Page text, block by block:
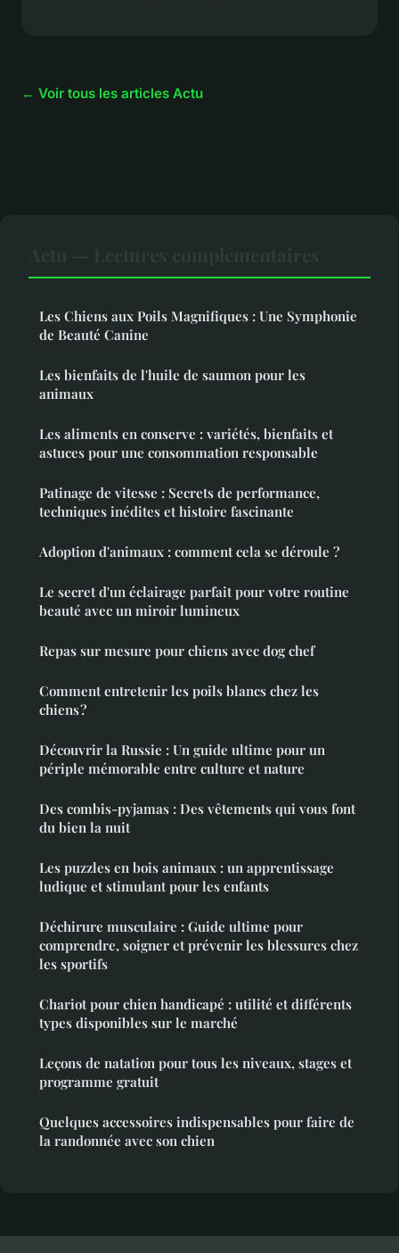
← Voir tous les articles Actu
Les Chiens aux Poils Magnifiques : Une Symphonie
de Beauté Canine
Les bienfaits de l'huile de saumon pour les
animaux
Les aliments en conserve : variétés, bienfaits et
astuces pour une consommation responsable
Patinage de vitesse : Secrets de performance,
techniques inédites et histoire fascinante
Adoption d'animaux : comment cela se déroule ?
Le secret d'un éclairage parfait pour votre routine
beauté avec un miroir lumineux
Repas sur mesure pour chiens avec dog chef
Comment entretenir les poils blancs chez les
chiens ?
Découvrir la Russie : Un guide ultime pour un
périple mémorable entre culture et nature
Des combis-pyjamas : Des vêtements qui vous font
du bien la nuit
Les puzzles en bois animaux : un apprentissage
ludique et stimulant pour les enfants
Déchirure musculaire : Guide ultime pour
comprendre, soigner et prévenir les blessures chez
les sportifs
Chariot pour chien handicapé : utilité et différents
types disponibles sur le marché
Leçons de natation pour tous les niveaux, stages et
programme gratuit
Quelques accessoires indispensables pour faire de
la randonnée avec son chien